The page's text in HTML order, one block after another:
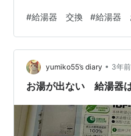
ャワーするにはきつかった
けてもらい、今日本体の
くなった給湯器はCHOFU
ーカーの名前を聞いても？
から、12時過ぎまでかか
#給湯器 交換 #給湯器
yumiko55’s diary • 3年前
お湯が出ない 給湯器